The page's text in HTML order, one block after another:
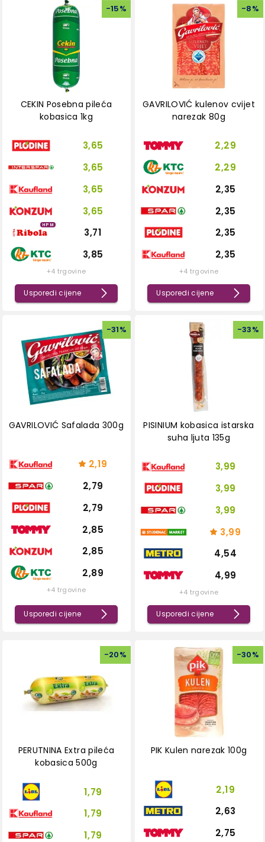
-15%
CEKIN Posebna pileća
kobasica 1kg
3,65
3,65
3,65
3,65
HPM
3,71
3,85
+4 trgovine
Usporedi cijene
-8%
GAVRILOVIĆ kulenov cvijet
narezak 80g
2,29
2,29
2,35
2,35
2,35
2,35
+4 trgovine
Usporedi cijene
-31%
GAVRILOVIĆ Safalada 300g
2,19
2,79
2,79
2,85
2,85
2,89
+4 trgovine
Usporedi cijene
-33%
PISINIUM kobasica istarska
suha ljuta 135g
3,99
3,99
3,99
3,99
4,54
4,99
+4 trgovine
Usporedi cijene
-20%
PERUTNINA Extra pileća
kobasica 500g
1,79
1,79
1,79
-30%
PIK Kulen narezak 100g
2,19
2,63
2,75